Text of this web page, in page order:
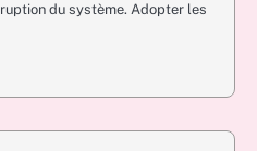
du système. Adopter les